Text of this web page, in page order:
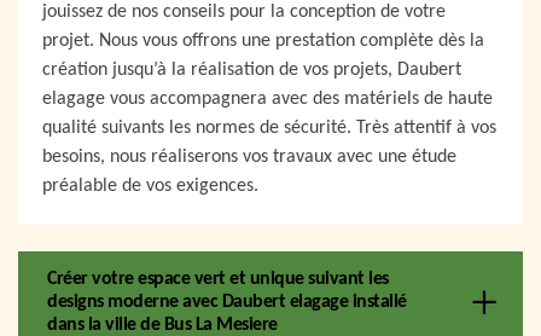
jouissez de nos conseils pour la conception de votre
projet. Nous vous offrons une prestation complète dès la
création jusqu’à la réalisation de vos projets, Daubert
elagage vous accompagnera avec des matériels de haute
qualité suivants les normes de sécurité. Très attentif à vos
besoins, nous réaliserons vos travaux avec une étude
préalable de vos exigences.
Créer votre espace vert et unique suivant les
designs moderne avec Daubert elagage installé
dans la ville de Bus La Mesiere